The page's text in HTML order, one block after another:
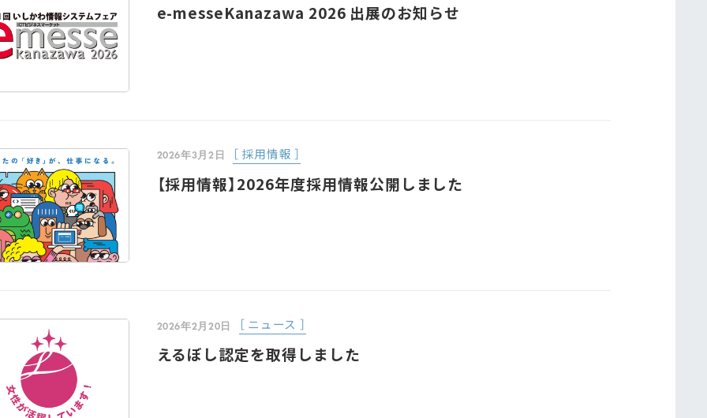
e-messeKanazawa 2026 出展のお知らせ
2026年3月2日 ［ 採用情報 ］
【採用情報】2026年度採用情報公開しました
2026年2月20日 ［ ニュース ］
えるぼし認定を取得しました